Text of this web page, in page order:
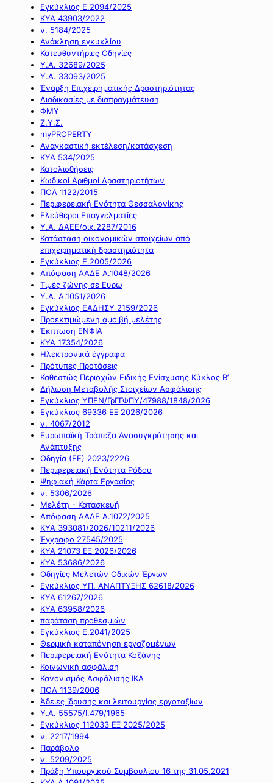
Εγκύκλιος Ε.2094/2025
ΚΥΑ 43903/2022
ν. 5184/2025
Ανάκληση εγκυκλίου
Κατευθυντήριες Οδηγίες
Υ.Α. 32689/2025
Υ.Α. 33093/2025
Έναρξη Επιχειρηματικής Δραστηριότητας
Διαδικασίες με διαπραγμάτευση
ΦΜΥ
Ζ.Υ.Σ.
myPROPERTY
Αναγκαστική εκτέλεση/κατάσχεση
ΚΥΑ 534/2025
Κατολισθήσεις
Κωδικοί Αριθμοί Δραστηριοτήτων
ΠΟΛ 1122/2015
Περιφερειακή Ενότητα Θεσσαλονίκης
Ελεύθεροι Επαγγελματίες
Υ.Α. ΔΑΕΕ/οικ.2287/2016
Κατάσταση οικονομικών στοιχείων από
επιχειρηματική δραστηριότητα
Εγκύκλιος Ε.2005/2026
Απόφαση ΑΑΔΕ Α.1048/2026
Τιμές ζώνης σε Ευρώ
Υ.Α. Α.1051/2026
Εγκύκλιος ΕΑΔΗΣΥ 2159/2026
Προεκτιμώμενη αμοιβή μελέτης
Έκπτωση ΕΝΦΙΑ
ΚΥΑ 17354/2026
Ηλεκτρονικά έγγραφα
Πρότυπες Προτάσεις
Καθεστώς Περιοχών Ειδικής Ενίσχυσης Κύκλος Β’
Δήλωση Μεταβολής Στοιχείων Ασφάλισης
Εγκύκλιος ΥΠΕΝ/ΓρΓΓΦΠΥ/47988/1848/2026
Εγκύκλιος 69336 ΕΞ 2026/2026
ν. 4067/2012
Ευρωπαϊκή Τράπεζα Ανασυγκρότησης και
Ανάπτυξης
Οδηγία (ΕΕ) 2023/2226
Περιφερειακή Ενότητα Ρόδου
Ψηφιακή Κάρτα Εργασίας
ν. 5306/2026
Μελέτη - Κατασκευή
Απόφαση ΑΑΔΕ Α.1072/2025
ΚΥΑ 393081/2026/10211/2026
Έγγραφο 27545/2025
ΚΥΑ 21073 ΕΞ 2026/2026
ΚΥΑ 53686/2026
Οδηγίες Μελετών Οδικών Έργων
Εγκύκλιος ΥΠ. ΑΝΑΠΤΥΞΗΣ 62618/2026
ΚΥΑ 61267/2026
ΚΥΑ 63958/2026
παράταση προθεσμιών
Εγκύκλιος Ε.2041/2025
Θερμική καταπόνηση εργαζομένων
Περιφερειακή Ενότητα Κοζάνης
Κοινωνική ασφάλιση
Κανονισμός Ασφάλισης ΙΚΑ
ΠΟΛ 1139/2006
Άδειες ίδρυσης και λειτουργίας εργοταξίων
Υ.Α. 55575/Ι.479/1965
Εγκύκλιος 112033 ΕΞ 2025/2025
ν. 2217/1994
Παράβολο
ν. 5209/2025
Πράξη Υπουργικού Συμβουλίου 16 της 31.05.2021